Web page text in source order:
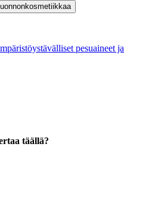
pesuaineet ja
täällä?